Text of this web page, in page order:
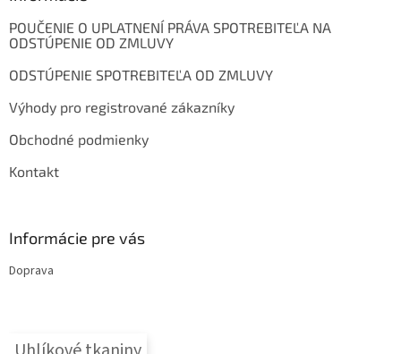
POUČENIE O UPLATNENÍ PRÁVA SPOTREBITEĽA NA
ODSTÚPENIE OD ZMLUVY
ODSTÚPENIE SPOTREBITEĽA OD ZMLUVY
Výhody pro registrované zákazníky
Obchodné podmienky
Kontakt
Informácie pre vás
Doprava